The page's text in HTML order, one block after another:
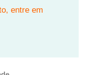
entre em